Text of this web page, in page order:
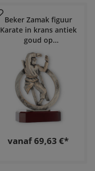
Beker Zamak figuur
Karate in krans antiek
goud op
mahoniegekleurde
houten voet
vanaf 69,63 €*